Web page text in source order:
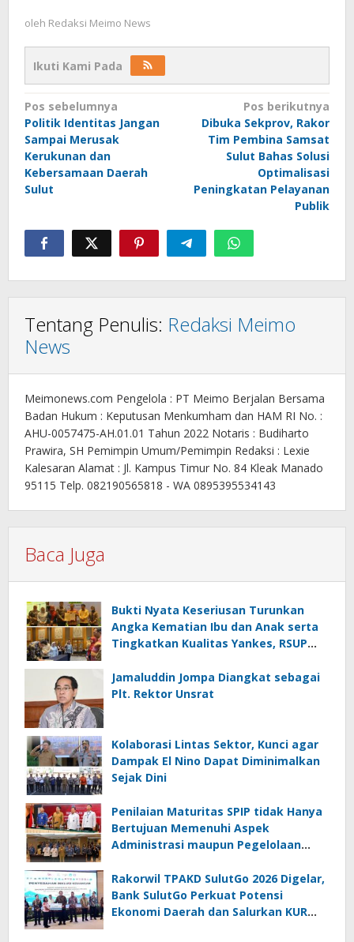
oleh Redaksi Meimo News
Ikuti Kami Pada
Navigasi
pos
Pos sebelumnya
Politik Identitas Jangan
Sampai Merusak
Kerukunan dan
Kebersamaan Daerah
Sulut
Pos berikutnya
Dibuka Sekprov, Rakor
Tim Pembina Samsat
Sulut Bahas Solusi
Optimalisasi
Peningkatan Pelayanan
Publik
Tentang Penulis: Redaksi Meimo
News
Meimonews.com Pengelola : PT Meimo Berjalan Bersama
Badan Hukum : Keputusan Menkumham dan HAM RI No. :
AHU-0057475-AH.01.01 Tahun 2022 Notaris : Budiharto
Prawira, SH Pemimpin Umum/Pemimpin Redaksi : Lexie
Kalesaran Alamat : Jl. Kampus Timur No. 84 Kleak Manado
95115 Telp. 082190565818 - WA 0895395534143
Baca Juga
Bukti Nyata Keseriusan Turunkan
Angka Kematian Ibu dan Anak serta
Tingkatkan Kualitas Yankes, RSUP
Nasional
Jamaluddin Jompa Diangkat sebagai
Plt. Rektor Unsrat
Kolaborasi Lintas Sektor, Kunci agar
Dampak El Nino Dapat Diminimalkan
Sejak Dini
Penilaian Maturitas SPIP tidak Hanya
Bertujuan Memenuhi Aspek
Administrasi maupun Pegelolaan
Rakorwil TPAKD SulutGo 2026 Digelar,
Bank SulutGo Perkuat Potensi
Ekonomi Daerah dan Salurkan KUR